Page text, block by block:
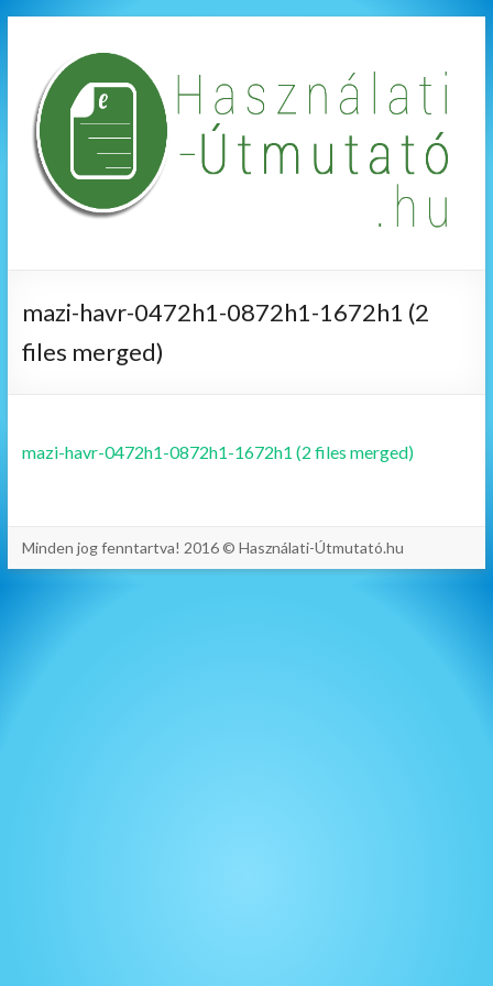
mazi-havr-0472h1-0872h1-1672h1 (2
files merged)
mazi-havr-0472h1-0872h1-1672h1 (2 files merged)
Minden jog fenntartva! 2016 © Használati-Útmutató.hu